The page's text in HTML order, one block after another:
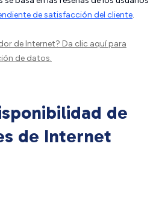
de satisfacción del cliente.
de Internet? Da clic aquípara
de datos.
de
de Internet